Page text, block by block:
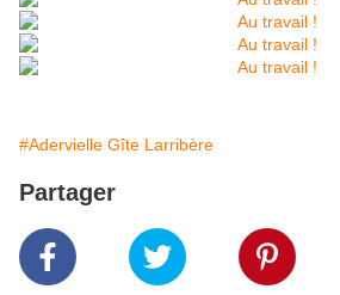
#Adervielle Gîte Larribère
Partager